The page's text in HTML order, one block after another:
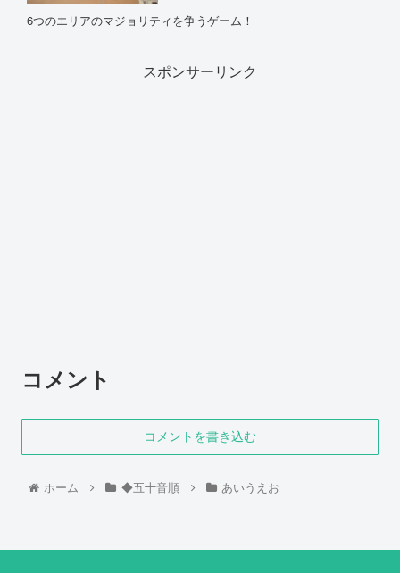
6つのエリアのマジョリティを争うゲーム！
スポンサーリンク
コメント
コメントを書き込む
ホーム ◆五十音順 あいうえお